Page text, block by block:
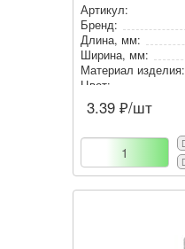
Артикул:
Бренд:
Длина, мм:
Ширина, мм:
Материал изделия:
Цвет:
3.39 ₽/шт